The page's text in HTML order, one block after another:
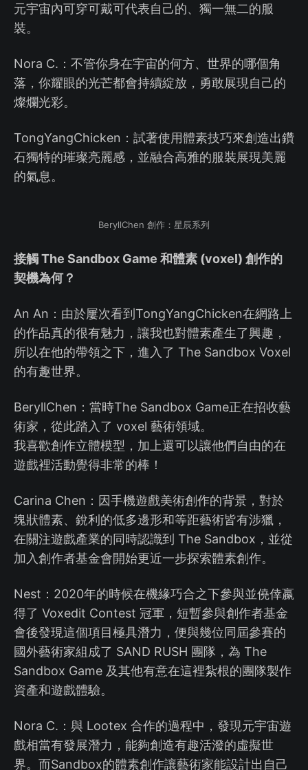
元宇宙內可穿可戴可代表自己的、獨一無二的服
裝。
Nora C.：不管你身在宇宙的何方、世界的哪個角
落，你耀眼的光芒都會持續綻放，勇敢展現自己的
燦爛光彩。
TongYangChicken：試著使用體素技巧來創造出鑽
石獨特的璀璨亮麗感，並融合高雅的服裝展現美麗
的氣息。
BeryllChen 創作：星辰系列
接觸 The Sandbox Game 和體素 (voxel) 創作的
契機為何？
An An：由於屢次看到TongYangChicken在網路上
的作品真的很有魅力，讓我也對體素產生了興趣，
所以在他的帶領之下，進入了 The Sandbox Voxel
的有趣世界。
BeryllChen：當時The Sandbox Game正在招收藝
術家，從此踏入了 voxel 藝術領域。
我喜歡創作立體模型，加上還可以讓他們自由的在
遊戲裡活動覺得非常的棒！
Carina Chen：因手機遊戲美術創作的背景，對於
塊狀體素、銳利的低多邊形和等距藝術皆有涉獵，
在關注遊戲產業的同時認識到 The Sandbox，並從
加入創作者基金會開始更近一步探索體素創作。
Nest：2020年的時候在機緣巧合之下參與並僥倖嬴
得了 Voxedit Contest 冠軍，短暫參與創作者基金
會後發現這個項目極具潛力，便與幾位同屆參賽的
國外藝術家組成了 SAND RUSH 團隊，為 The
Sandbox Game 及其他有意在這裡紮根的團隊製作
資產和遊戲體驗。
Nora C.：與 Lootex 合作的過程中，發現元宇宙遊
戲相當有發展潛力，能夠創造有趣活潑的虛擬世
界。而Sandbox的體素創作讓藝術家能設計出自己